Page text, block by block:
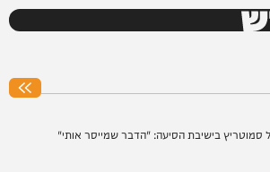
סמוטריץ בישיבת הסיעה: "הדבר שמייסר אותי"